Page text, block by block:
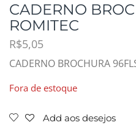
CADERNO
ROMITEC
R$5,05
CADERNO BROCHURA
Fora de estoque
Add aos desejos